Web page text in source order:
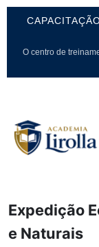
O centro de
Expedição
e Naturais